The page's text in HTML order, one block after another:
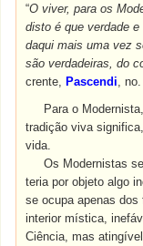
“O viver, para os
disto é que verdade
daqui mais uma vez
são verdadeiras, do
crente,Pascendi ,
Para o Modernista,
tradição viva
vida.
Os Modernistas
teria por objeto algo
se ocupa apenas dos
interior mística,
Ciência, mas